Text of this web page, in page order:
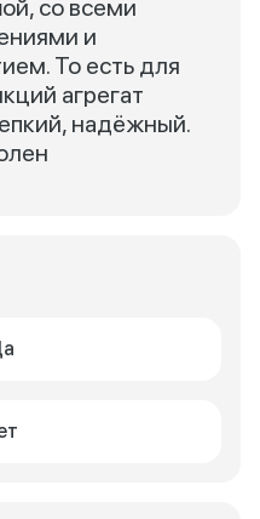
со всеми
и
То есть для
агрегат
надёжный.